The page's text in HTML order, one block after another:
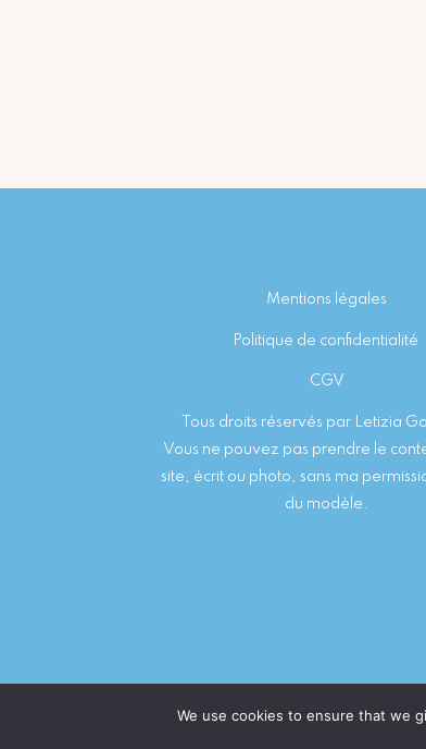
Mentions légales
Politique de confidentialité
CGV
Tous droits réservés par Letizia
Vous ne pouvez pas prendre le
site, écrit ou photo, sans ma
du modèle.
We use cookies to ensure that we